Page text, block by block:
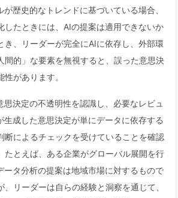
が歴史的なトレンドに基づいている場合、
したときには、AIの提案は適用できないか
き、リーダーが完全にAIに依存し、外部環
間的」な要素を無視すると、誤った意思決
があります。
決定の不透明性を認識し、必要なレビュ
生成した意思決定が単にデータに依存する
断によるチェックを受けていることを確認
たとえば、ある企業がグローバル展開を行
ータ分析の提案は地域市場に対するもので
リーダーは自らの経験と洞察を通じて、